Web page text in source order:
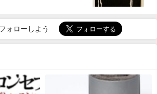
ォローしよう